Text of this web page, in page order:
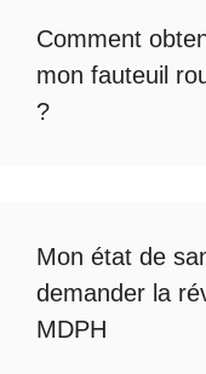
Comment
mon fauteuil
?
Mon état de
demander la
MDPH